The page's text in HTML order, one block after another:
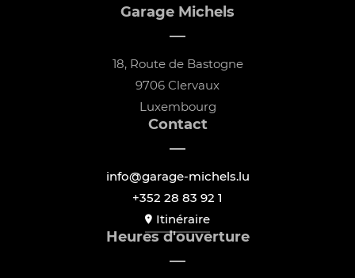
Garage Michels
18, Route de Bastogne
9706 Clervaux
Luxembourg
Contact
info@garage-michels.lu
+352 28 83 92 1
Itinéraire
Heures d'ouverture